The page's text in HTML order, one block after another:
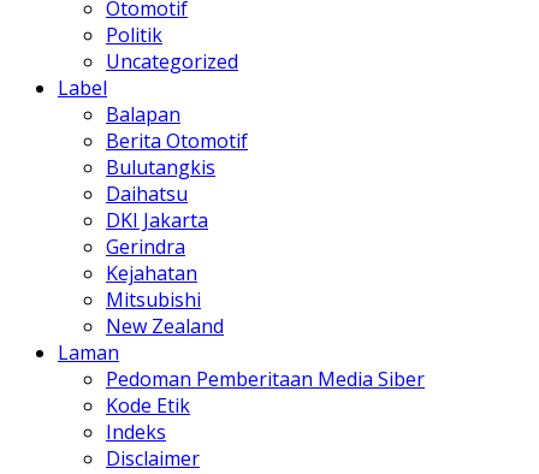
Otomotif
Politik
Uncategorized
Label
Balapan
Berita Otomotif
Bulutangkis
Daihatsu
DKI Jakarta
Gerindra
Kejahatan
Mitsubishi
New Zealand
Laman
Pedoman Pemberitaan Media Siber
Kode Etik
Indeks
Disclaimer